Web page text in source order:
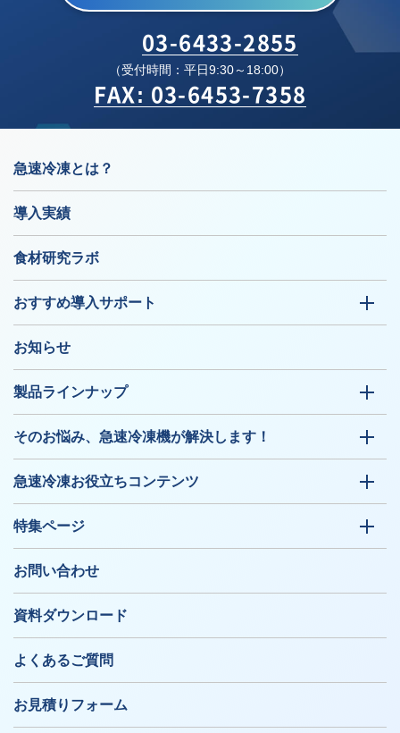
03-6433-2855
（受付時間：平日9:30～18:00）
FAX: 03-6453-7358
急速冷凍とは？
導入実績
食材研究ラボ
おすすめ導入サポート
お知らせ
製品ラインナップ
そのお悩み、急速冷凍機が解決します！
急速冷凍お役立ちコンテンツ
特集ページ
お問い合わせ
資料ダウンロード
よくあるご質問
お見積りフォーム